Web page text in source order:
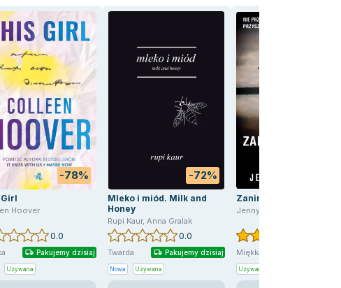
-78%
Hoover
0.0
Pakujemy dzisiaj
Używana
-72%
Mleko i miód. Milk and
Honey
Rupi Kaur, Anna Gralak
0.0
Twarda Pakujemy dzisiaj
Nowa Używana
Zanim pozwolę Ci
Jenny Blackhurst
Miękka
Używana